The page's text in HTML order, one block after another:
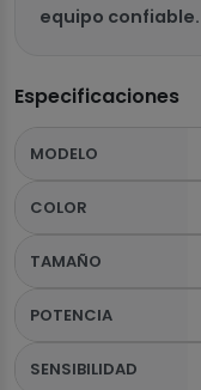
equipo confiable.
Especificaciones
MODELO
COLOR
TAMAÑO
POTENCIA
SENSIBILIDAD